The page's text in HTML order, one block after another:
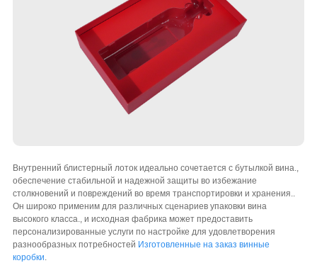
Внутренний блистерный лоток идеально сочетается с бутылкой вина.,
обеспечение стабильной и надежной защиты во избежание
столкновений и повреждений во время транспортировки и хранения..
Он широко применим для различных сценариев упаковки вина
высокого класса., и исходная фабрика может предоставить
персонализированные услуги по настройке для удовлетворения
разнообразных потребностей Изготовленные на заказ винные
коробки.